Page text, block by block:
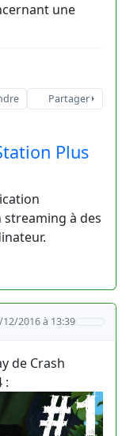
une
Partager
Plus
streaming à des
12/2016 à 13:39
de Crash
: